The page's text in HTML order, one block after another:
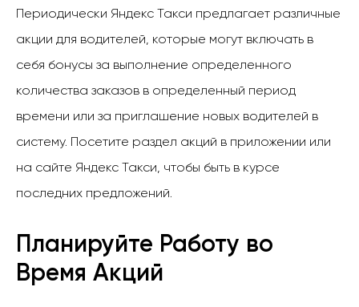
Периодически Яндекс Такси предлагает различные
акции для водителей, которые могут включать в
себя бонусы за выполнение определенного
количества заказов в определенный период
времени или за приглашение новых водителей в
систему. Посетите раздел акций в приложении или
на сайте Яндекс Такси, чтобы быть в курсе
последних предложений.
Планируйте Работу во
Время Акций